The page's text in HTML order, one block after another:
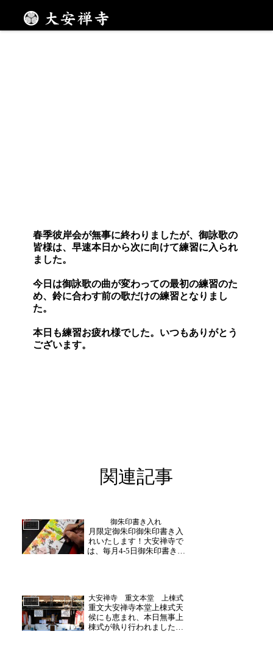
寺内にて歌声響かせ
春季彼岸会が無事に終わりましたが、御詠歌の
皆様は、早速本日から次に向けて練習に入られ
ました。
今日は御詠歌の曲が変わっての最初の練習のた
め、鈴に合わす前の歌だけの練習となりまし
た。
本日も練習お疲れ様でした。いつもありがとう
ございます。
関連記事
日誌 御朱印書き入れ
月限定御朱印御朱印書き入
れいたします！大安禅寺で
は、毎月4‐5日御朱印書き入
回は、11月29日(金)10時～
15時です。今月最後の日程
となります...
日誌 大安禅寺 重文本堂 上棟式
重文大安禅寺本堂上棟式天
候にも恵まれ、本日無事上
棟式が執り行われました。